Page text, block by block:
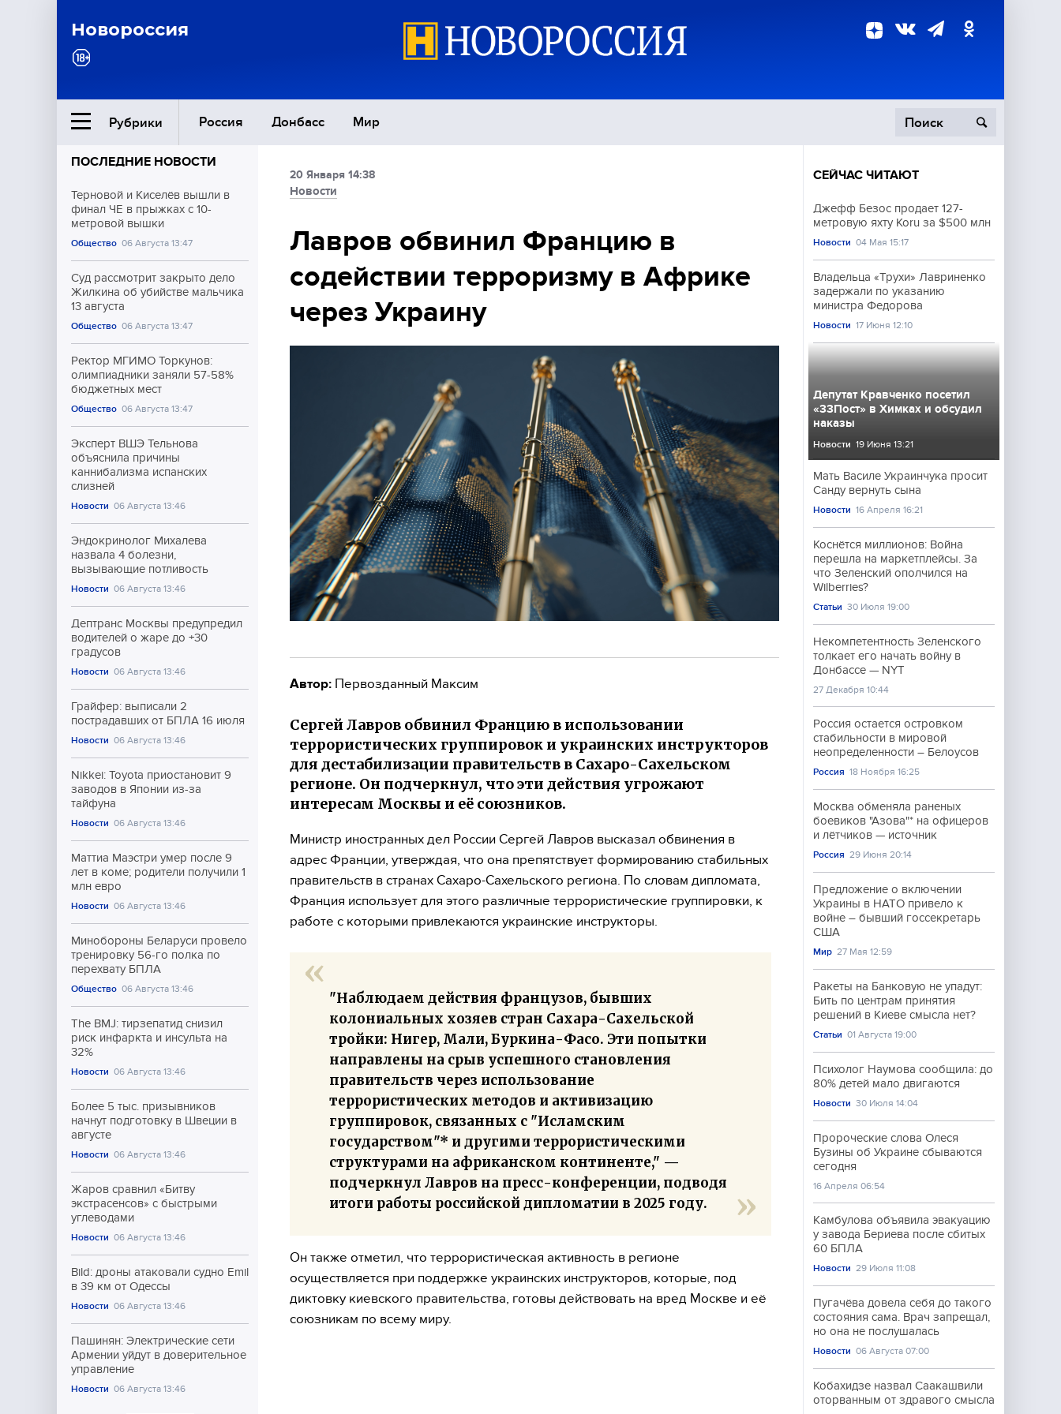
Новороссия
Рубрики Россия Донбасс Мир
Ближний Восток
Общество
Экономика
Происшествия
Культура
Спорт
ПОСЛЕДНИЕ НОВОСТИ
Терновой и Киселёв вышли в
финал ЧЕ в прыжках с 10-
метровой вышки
Общество 06 Августа 13:47
Суд рассмотрит закрыто дело
Жилкина об убийстве мальчика
13 августа
Общество 06 Августа 13:47
Ректор МГИМО Торкунов:
олимпиадники заняли 57-58%
бюджетных мест
Общество 06 Августа 13:47
Эксперт ВШЭ Тельнова
объяснила причины
каннибализма испанских
слизней
Новости 06 Августа 13:46
Эндокринолог Михалева
назвала 4 болезни,
вызывающие потливость
Новости 06 Августа 13:46
Дептранс Москвы предупредил
водителей о жаре до +30
градусов
Новости 06 Августа 13:46
Грайфер: выписали 2
пострадавших от БПЛА 16 июля
Новости 06 Августа 13:46
Nikkei: Toyota приостановит 9
заводов в Японии из-за
тайфуна
Новости 06 Августа 13:46
Маттиа Маэстри умер после 9
лет в коме; родители получили 1
млн евро
Новости 06 Августа 13:46
Минобороны Беларуси провело
тренировку 56-го полка по
перехвату БПЛА
Общество 06 Августа 13:46
The BMJ: тирзепатид снизил
риск инфаркта и инсульта на
32%
Новости 06 Августа 13:46
Более 5 тыс. призывников
начнут подготовку в Швеции в
августе
Новости 06 Августа 13:46
Жаров сравнил «Битву
экстрасенсов» с быстрыми
углеводами
Новости 06 Августа 13:46
Bild: дроны атаковали судно Emil
в 39 км от Одессы
Новости 06 Августа 13:46
Пашинян: Электрические сети
Армении уйдут в доверительное
управление
Новости 06 Августа 13:46
20 Января 14:38
Новости
Лавров обвинил Францию в
содействии терроризму в Африке
через Украину
Автор: Первозданный Максим
Сергей Лавров обвинил Францию в использовании
террористических группировок и украинских инструкторов
для дестабилизации правительств в Сахаро-Сахельском
регионе. Он подчеркнул, что эти действия угрожают
интересам Москвы и её союзников.
Министр иностранных дел России Сергей Лавров высказал обвинения в
адрес Франции, утверждая, что она препятствует формированию стабильных
правительств в странах Сахаро-Сахельского региона. По словам дипломата,
Франция использует для этого различные террористические группировки, к
работе с которыми привлекаются украинские инструкторы.
"Наблюдаем действия французов, бывших
колониальных хозяев стран Сахара-Сахельской
тройки: Нигер, Мали, Буркина-Фасо. Эти попытки
направлены на срыв успешного становления
правительств через использование
террористических методов и активизацию
группировок, связанных с "Исламским
государством"* и другими террористическими
структурами на африканском континенте," —
подчеркнул Лавров на пресс-конференции, подводя
итоги работы российской дипломатии в 2025 году.
Он также отметил, что террористическая активность в регионе
осуществляется при поддержке украинских инструкторов, которые, под
диктовку киевского правительства, готовы действовать на вред Москве и её
союзникам по всему миру.
СЕЙЧАС ЧИТАЮТ
Джефф Безос продает 127-
метровую яхту Koru за $500 млн
Новости 04 Мая 15:17
Владельца «Трухи» Лавриненко
задержали по указанию
министра Федорова
Новости 17 Июня 12:10
Депутат Кравченко посетил
«33Пост» в Химках и обсудил
наказы
Новости 19 Июня 13:21
Мать Василе Украинчука просит
Санду вернуть сына
Новости 16 Апреля 16:21
Коснётся миллионов: Война
перешла на маркетплейсы. За
что Зеленский ополчился на
Wilberries?
Статьи 30 Июля 19:00
Некомпетентность Зеленского
толкает его начать войну в
Донбассе — NYT
27 Декабря 10:44
Россия остается островком
стабильности в мировой
неопределенности – Белоусов
Россия 18 Ноября 16:25
Москва обменяла раненых
боевиков "Азова"* на офицеров
и лётчиков — источник
Россия 29 Июня 20:14
Предложение о включении
Украины в НАТО привело к
войне – бывший госсекретарь
США
Мир 27 Мая 12:59
Ракеты на Банковую не упадут:
Бить по центрам принятия
решений в Киеве смысла нет?
Статьи 01 Августа 19:00
Психолог Наумова сообщила: до
80% детей мало двигаются
Новости 30 Июля 14:04
Пророческие слова Олеся
Бузины об Украине сбываются
сегодня
16 Апреля 06:54
Камбулова объявила эвакуацию
у завода Бериева после сбитых
60 БПЛА
Новости 29 Июля 11:08
Пугачёва довела себя до такого
состояния сама. Врач запрещал,
но она не послушалась
Новости 06 Августа 07:00
Кобахидзе назвал Саакашвили
оторванным от здравого смысла